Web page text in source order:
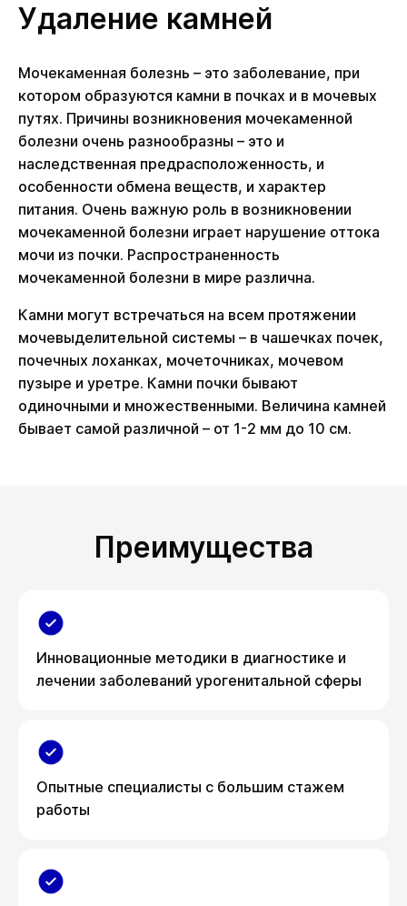
Удаление камней
Мочекаменная болезнь – это заболевание, при
котором образуются камни в почках и в мочевых
путях. Причины возникновения мочекаменной
болезни очень разнообразны – это и
наследственная предрасположенность, и
особенности обмена веществ, и характер
питания. Очень важную роль в возникновении
мочекаменной болезни играет нарушение оттока
мочи из почки. Распространенность
мочекаменной болезни в мире различна.
Камни могут встречаться на всем протяжении
мочевыделительной системы – в чашечках почек,
почечных лоханках, мочеточниках, мочевом
пузыре и уретре. Камни почки бывают
одиночными и множественными. Величина камней
бывает самой различной – от 1-2 мм до 10 см.
Преимущества
Инновационные методики в диагностике и
лечении заболеваний урогенитальной сферы
Опытные специалисты с большим стажем
работы